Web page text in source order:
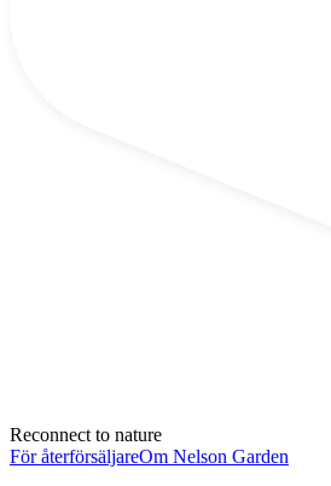
Reconnect to nature
För återförsäljareOm Nelson Garden